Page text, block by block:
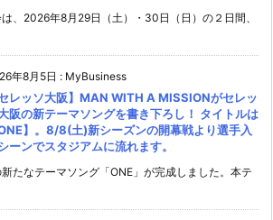
、2026年8月29日（土）・30日（日）の２日間、
年8月5日 : MyBusiness
セレッソ大阪】MAN WITH A MISSIONがセレッ
阪の新テーマソングを書き下ろし！ タイトルは
ONE】。8/8(土)新シーズンの開幕戦より選手入
ーンでスタジアムに流れます。
たなテーマソング「ONE」が完成しました。本テ